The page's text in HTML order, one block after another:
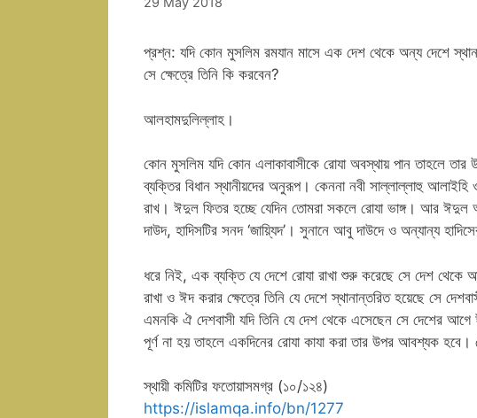
প্রশ্ন: যদি কোন মুসলিম রমযান মাসে এক দেশ থেকে অন্য দেশে
সে ক্ষেত্রে তিনি কি করবেন?
আলহামদুলিল্লাহ।
কোন মুসলিম যদি কোন এলাকাবাসীকে রোযা অবস্থায় পান তাহলে
ব্যক্তির বিধান স্থানীয়দের অনুরূপ। কেননা নবী সাল্লাল্লাহু
রাখ। ঈদুল ফিতর হচ্ছে যেদিন তোমরা সকলে রোযা ভাঙ্গ। আর
দাউদ, হাদিসটির সনদ ‘জায়্যিদ’। সুনানে আবু দাউদে ও অন্যান্য
ধরে নিই, এক ব্যক্তি যে দেশে রোযা রাখা শুরু করেছে সে দেশ থেকে
রাখা ও ঈদ করার ক্ষেত্রে তিনি যে দেশে স্থানান্তরিত হয়েছে সে
এমনকি ঐ দেশবাসী যদি তিনি যে দেশ থেকে এসেছেন সে দেশের
পূর্ণ না হয় তাহলে একদিনের রোযা কাযা করা তার উপর আবশ্যক
স্থায়ী কমিটির ফতোয়াসমগ্র (১০/১২৪)
https://islamqa.info/bn/1277